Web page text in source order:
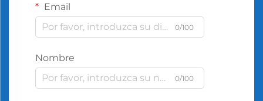
Email
0/100
Nombre
0/100